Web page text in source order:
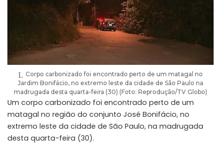
Corpo carbonizado foi encontrado perto de um matagal no
Jardim Bonifácio, no extremo leste da cidade de São Paulo na
madrugada desta quarta-feira (30) (Foto: Reprodução/TV Globo)
Um corpo carbonizado foi encontrado perto de um
matagal no região do conjunto José Bonifácio, no
extremo leste da cidade de São Paulo, na madrugada
desta quarta-feira (30).